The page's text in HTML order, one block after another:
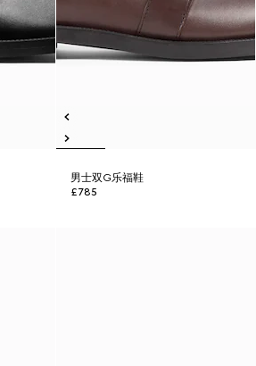
男士双G乐福鞋
£785